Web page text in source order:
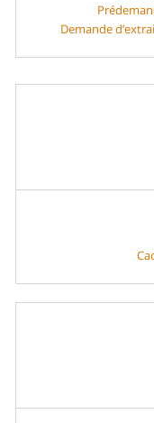
Demande